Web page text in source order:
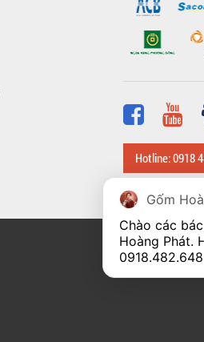
Hotline: 0918
Gốm
Chào các
0918.482.648